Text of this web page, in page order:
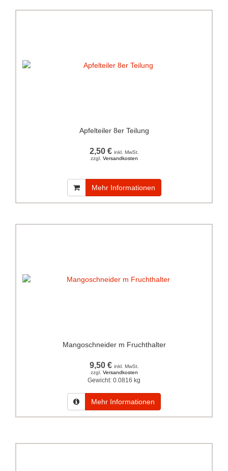
Apfelteiler 8er Teilung
2,50 € inkl. MwSt.
zzgl. Versandkosten
Mehr Informationen
Mangoschneider m Fruchthalter
9,50 € inkl. MwSt.
zzgl. Versandkosten
Gewicht: 0.0816 kg
Mehr Informationen